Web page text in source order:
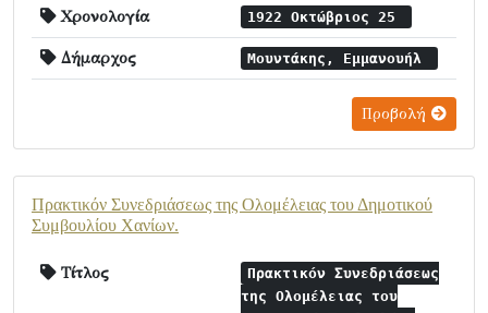
Χρονολογία 1922 Οκτώβριος 25
Δήμαρχος Μουντάκης, Εμμανουήλ
Προβολή
Πρακτικόν Συνεδριάσεως της Ολομέλειας του Δημοτικού
Συμβουλίου Χανίων.
Τίτλος
Πρακτικόν Συνεδριάσεως
της Ολομέλειας του